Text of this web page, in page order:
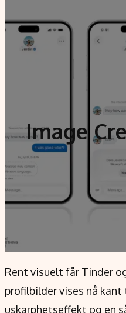
Image
Rent visuelt får Tinder
profilbilder vises nå
uskarphetseffekt og en